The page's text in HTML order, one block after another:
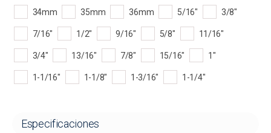
34mm 35mm 36mm 5/16" 3/8"
7/16" 1/2" 9/16" 5/8" 11/16"
3/4" 13/16" 7/8" 15/16" 1"
1-1/16" 1-1/8" 1-3/16" 1-1/4"
Especificaciones